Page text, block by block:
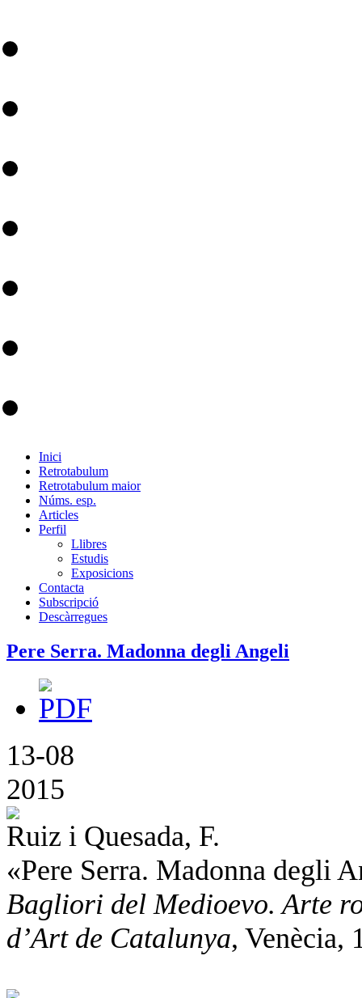
Inici
Retrotabulum
Retrotabulum maior
Núms. esp.
Articles
Perfil
Llibres
Estudis
Exposicions
Contacta
Subscripció
Descàrregues
Pere Serra. Madonna degli Angeli
13-08
2015
Ruiz i Quesada, F.
«Pere Serra. Madonna degli
Bagliori del Medioevo. Arte
d’Art de Catalunya, Venècia,